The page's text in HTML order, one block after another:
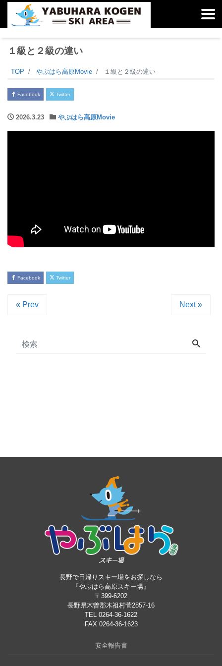
１級と２級の違い
TOP やぶはら高原Movie １級と２級の違い
Facebook Twitter
2026.3.23 やぶはら高原Movie
Facebook Twitter
« Prev Next »
長野で日帰りスキー場をお探しなら
『やぶはら高原スキー場』
〒399-6202
長野県木曽郡木祖村菅2857-16
TEL 0264-36-1622
FAX 0264-36-1623
安全報告書